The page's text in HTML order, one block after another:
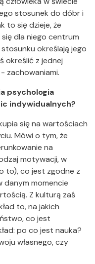
stosunek do dóbr i
to się dzieje, że
dla niego centrum
określają jego
określić z jednej
zachowaniami.
psychologia
indywidualnych?
się na wartościach
Mówi o tym, że
na
motywacji, w
to), co jest zgodne z
danym momencie
Z kulturą zaś
to, na jakich
co jest
po co jest nauka?
własnego, czy